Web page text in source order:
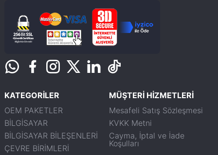
KATEGORİLER
OEM PAKETLER
BİLGİSAYAR
BİLGİSAYAR BİLEŞENLERİ
ÇEVRE BİRİMLERİ
MÜŞTERİ HİZMETLERİ
Mesafeli Satış Sözleşmesi
KVKK Metni
Cayma, İptal ve İade
Koşulları